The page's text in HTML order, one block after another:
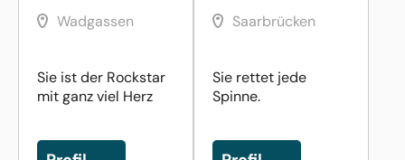
Wadgassen
Sie ist der Rockstar
mit ganz viel Herz
Saarbrücken
Sie rettet jede
Spinne.